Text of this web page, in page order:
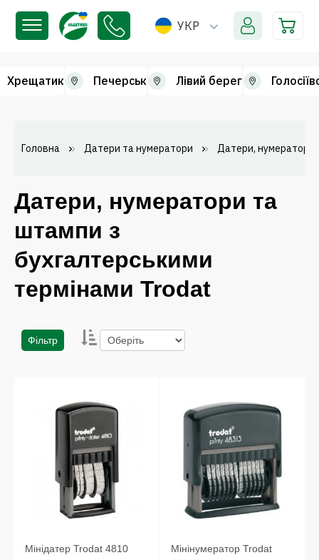
УКР
Хрещатик Печерськ Лівий берег
Головна Датери та нумератори Датери, нумератори
Датери, нумератори та
штампи з
бухгалтерськими
термінами Trodat
Фільтр
Мінідатер Trodat 4810
Мінінумератор Trodat